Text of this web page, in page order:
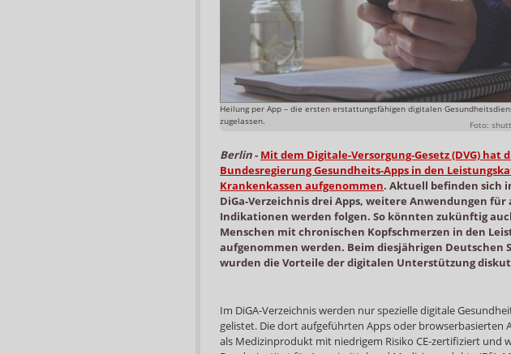
Heilung per App – die ersten erstattungsfähigen digitalen
zugelassen.
Foto:
Berlin- Mit dem Digitale-Versorgung-Gesetz (DVG) hat
Bundesregierung Gesundheits-Apps in den
Krankenkassen aufgenommen. Aktuell befinden sich
DiGa-Verzeichnis drei Apps, weitere Anwendungen für
Indikationen werden folgen. So könnten zukünftig
Menschen mit chronischen Kopfschmerzen in den
aufgenommen werden. Beim diesjährigen Deutschen
wurden die Vorteile der digitalen Unterstützung
Im DiGA-Verzeichnis werden nur spezielle digitale
gelistet. Die dort aufgeführten Apps oder browserbasierten
als Medizinprodukt mit niedrigem Risiko CE-zertifiziert und